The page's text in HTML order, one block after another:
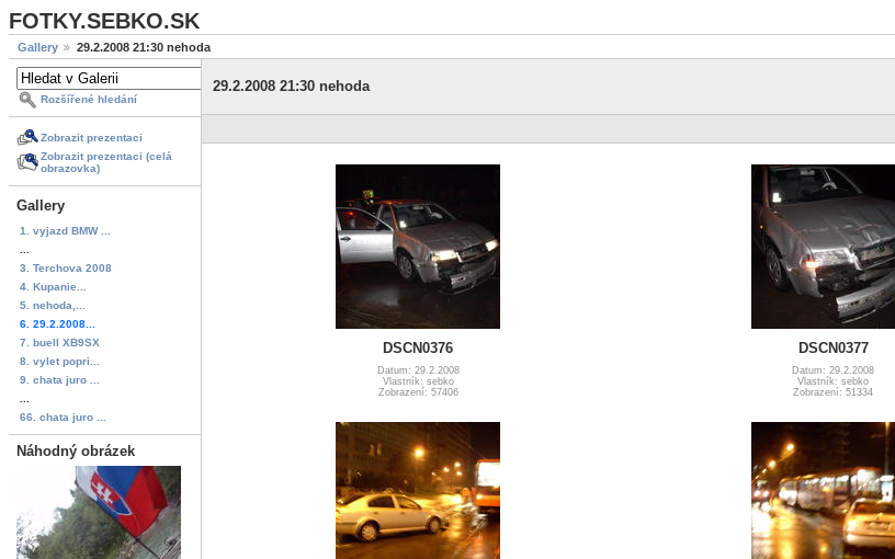
FOTKY.SEBKO.SK
Gallery 29.2.2008 21:30 nehoda
Rozšířené hledání
Zobrazit prezentaci
Zobrazit prezentaci (celá
obrazovka)
Gallery
1. vyjazd BMW ...
3. Terchova 2008
4. Kupanie...
5. nehoda,...
6. 29.2.2008...
7. buell XB9SX
8. vylet popri...
9. chata juro ...
66. chata juro ...
Náhodný obrázek
29.2.2008 21:30 nehoda
DSCN0376
Datum: 29.2.2008
Vlastník: sebko
Zobrazení: 57406
DSCN0377
Datum: 29.2.2008
Vlastník: sebko
Zobrazení: 51334